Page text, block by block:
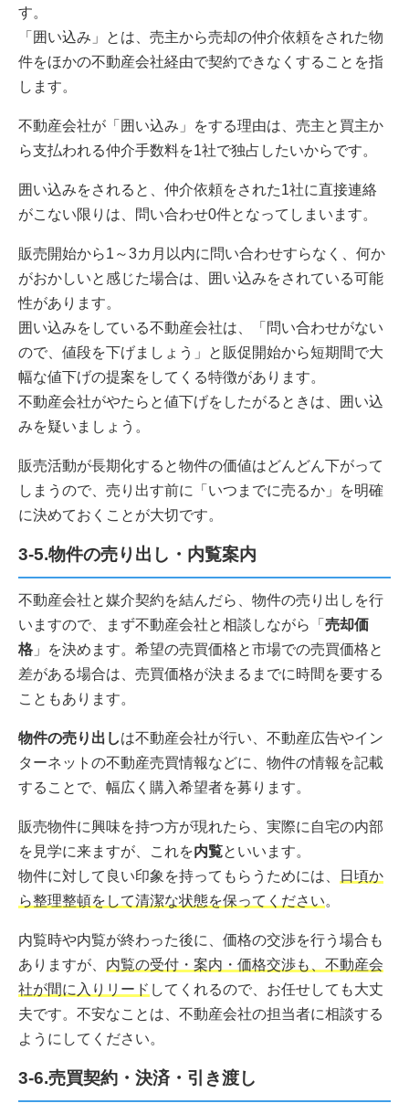
す。
「囲い込み」とは、売主から売却の仲介依頼をされた物
件をほかの不動産会社経由で契約できなくすることを指
します。
不動産会社が「囲い込み」をする理由は、売主と買主か
ら支払われる仲介手数料を1社で独占したいからです。
囲い込みをされると、仲介依頼をされた1社に直接連絡
がこない限りは、問い合わせ0件となってしまいます。
販売開始から1～3カ月以内に問い合わせすらなく、何か
がおかしいと感じた場合は、囲い込みをされている可能
性があります。
囲い込みをしている不動産会社は、「問い合わせがない
ので、値段を下げましょう」と販促開始から短期間で大
幅な値下げの提案をしてくる特徴があります。
不動産会社がやたらと値下げをしたがるときは、囲い込
みを疑いましょう。
販売活動が長期化すると物件の価値はどんどん下がって
しまうので、売り出す前に「いつまでに売るか」を明確
に決めておくことが大切です。
3-5.物件の売り出し・内覧案内
不動産会社と媒介契約を結んだら、物件の売り出しを行
いますので、まず不動産会社と相談しながら「 売却価
格 」を決めます。希望の売買価格と市場での売買価格と
差がある場合は、売買価格が決まるまでに時間を要する
こともあります。
物件の売り出しは不動産会社が行い、不動産広告やイン
ターネットの不動産売買情報などに、物件の情報を記載
することで、幅広く購入希望者を募ります。
販売物件に興味を持つ方が現れたら、実際に自宅の内部
を見学に来ますが、これを内覧といいます。
物件に対して良い印象を持ってもらうためには、
日頃か
ら整理整頓をして清潔な状態を保ってください。
内覧時や内覧が終わった後に、価格の交渉を行う場合も
ありますが、 内覧の受付・案内・価格交渉も、不動産会
社が間に入りリード してくれるので、お任せしても大丈
夫です。不安なことは、不動産会社の担当者に相談する
ようにしてください。
3-6.売買契約・決済・引き渡し